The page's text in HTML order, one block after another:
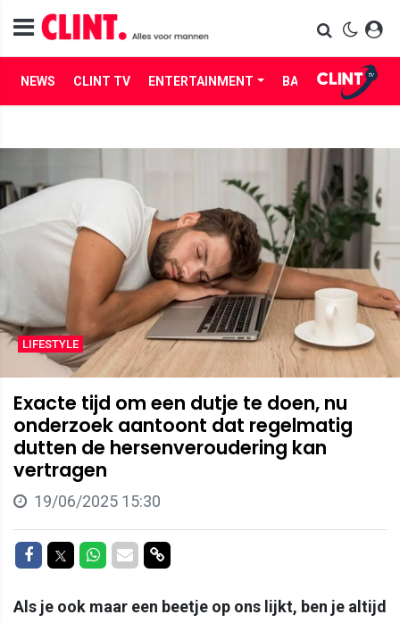
NEWS CLINT TV ENTERTAINMENT BABES LIFE
LIFESTYLE
Exacte tijd om een dutje te doen, nu
onderzoek aantoont dat regelmatig
dutten de hersenveroudering kan
vertragen
19/06/2025 15:30
Delen op Facebook
Delen op Twitter
Delen op Whatsapp
Delen via Mail
Delen via link
Als je ook maar een beetje op ons lijkt, ben je altijd